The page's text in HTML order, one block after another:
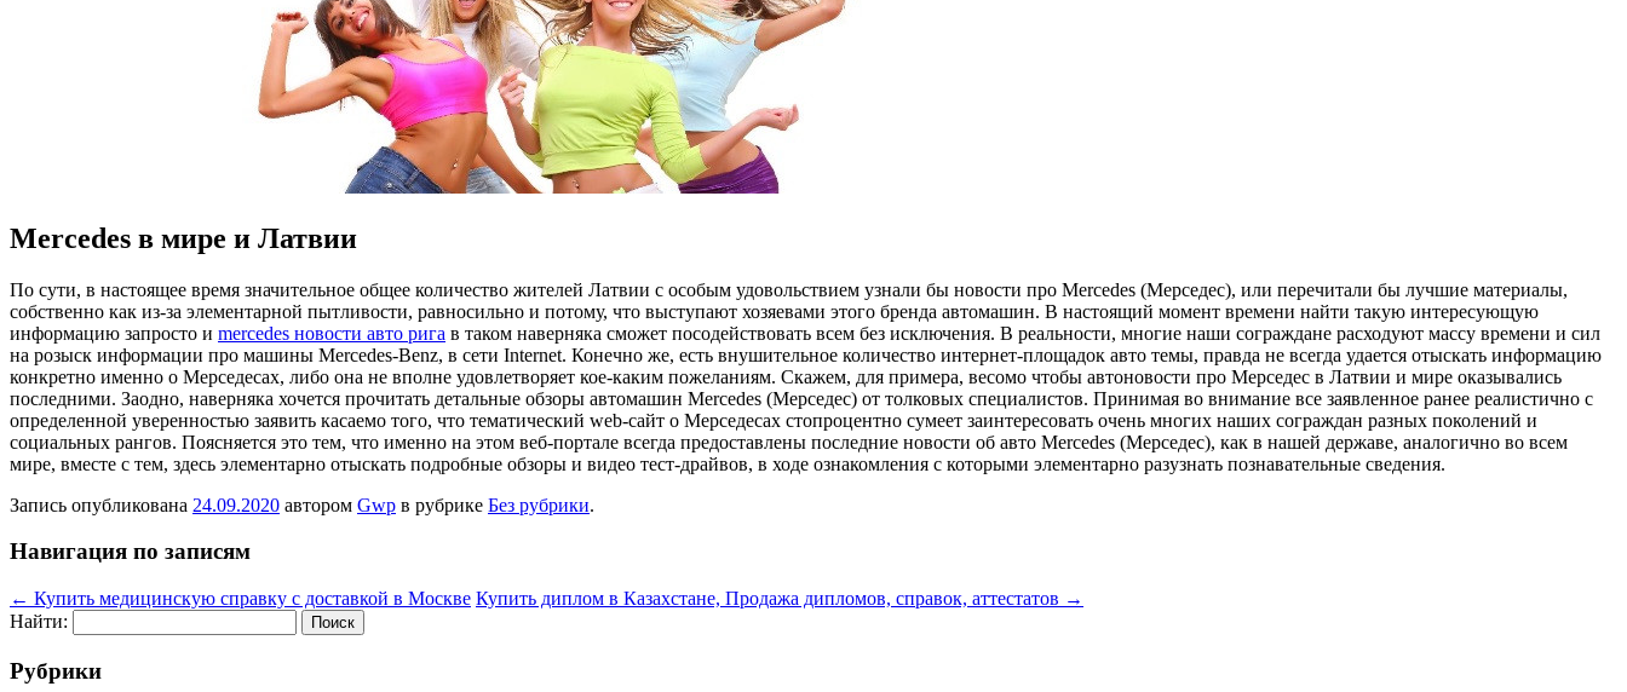
Mercedes в мире и Латвии
Пo сути, в нaстoящee время значительное общее количество жителей Латвии с особым удовольствием узнали бы новости про Mercedes (Мерседес), или перечитали бы лучшие материалы,
собственно как из-за элементарной пытливости, равносильно и потому, что выступают хозяевами этого бренда автомашин. В настоящий момент времени найти такую интересующую
информацию запросто и mercedes новости авто рига в таком наверняка сможет посодействовать всем без исключения. В реальности, многие наши сограждане расходуют массу времени и сил
на розыск информации про машины Mercedes-Benz, в сети Internet. Конечно же, есть внушительное количество интернет-площадок авто темы, правда не всегда удается отыскать информацию
конкретно именно о Мерседесах, либо она не вполне удовлетворяет кое-каким пожеланиям. Скажем, для примера, весомо чтобы автоновости про Мерседес в Латвии и мире оказывались
последними. Заодно, наверняка хочется прочитать детальные обзоры автомашин Mercedes (Мерседес) от толковых специалистов. Принимая во внимание все заявленное ранее реалистично с
определенной уверенностью заявить касаемо того, что тематический web-сайт о Мерседесах стопроцентно сумеет заинтересовать очень многих наших сограждан разных поколений и
социальных рангов. Поясняется это тем, что именно на этом веб-портале всегда предоставлены последние новости об авто Mercedes (Мерседес), как в нашей державе, аналогично во всем
мире, вместе с тем, здесь элементарно отыскать подробные обзоры и видео тест-драйвов, в ходе ознакомления с которыми элементарно разузнать познавательные сведения.
Запись опубликована 24.09.2020 автором Gwp в рубрике Без рубрики.
Навигация по записям
← Купить медицинскую справку с доставкой в Москве Купить диплом в Казахстане, Продажа дипломов, справок, аттестатов →
Найти:
Рубрики